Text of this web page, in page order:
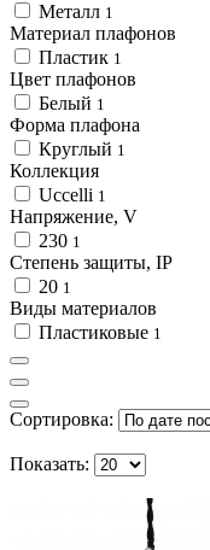
Металл 1
Материал плафонов
Пластик 1
Цвет плафонов
Белый 1
Форма плафона
Круглый 1
Коллекция
Uccelli 1
Напряжение, V
230 1
Степень защиты, IP
20 1
Виды материалов
Пластиковые 1
Сортировка:
Показать: